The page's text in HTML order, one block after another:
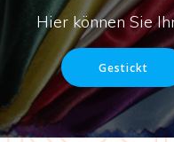
Hier können Sie
Gestickt